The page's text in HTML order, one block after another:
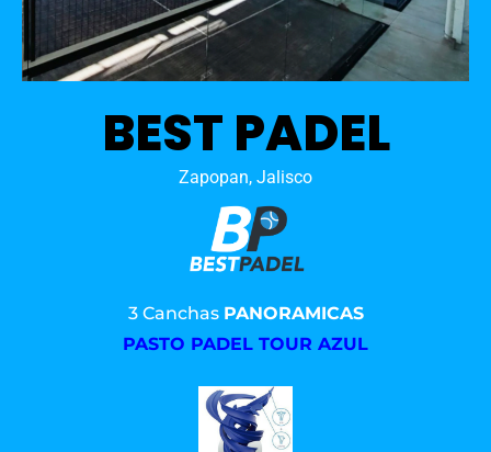
BEST PADEL
Zapopan, Jalisco
3 Canchas PANORAMICAS
PASTO PADEL TOUR AZUL